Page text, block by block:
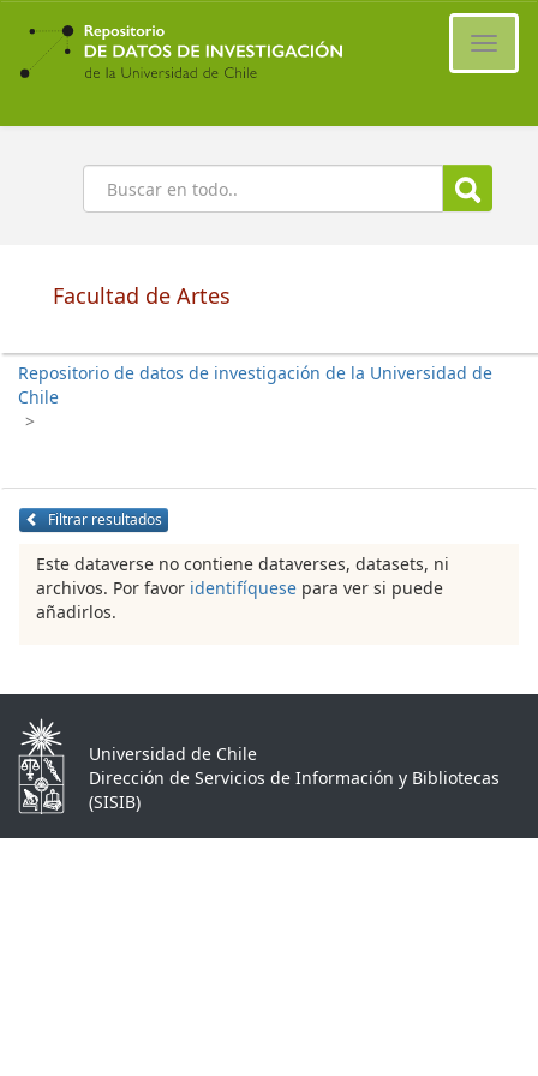
Ir
contenido
principal
Buscar
Facultad de Artes
Repositorio de datos de investigación de la Universidad de
Chile
>
Filtrar resultados
Este dataverse no contiene dataverses, datasets, ni
archivos. Por favor identifíquese para ver si puede
añadirlos.
Universidad de Chile
Dirección de Servicios de Información y Bibliotecas
(SISIB)